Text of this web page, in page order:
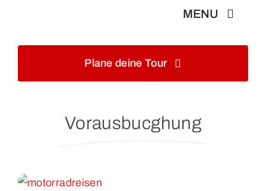
content
MENU
Blog&Gästebuch
Plane deine Tour
Vorausbucghung